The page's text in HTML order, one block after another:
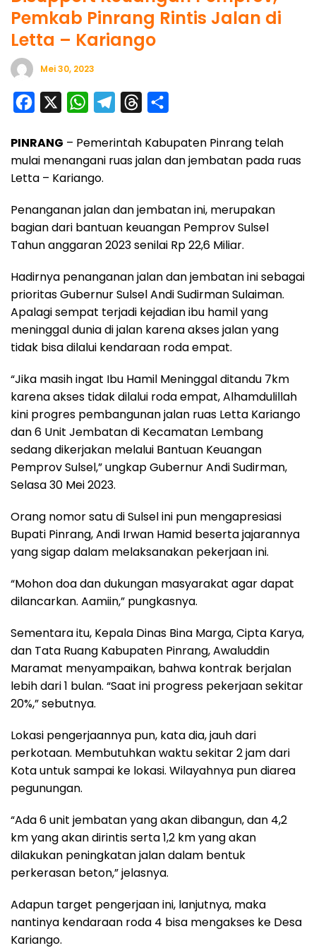
Pemkab Pinrang Rintis Jalan di
Letta – Kariango
Mei 30, 2023
c
e
b
o
o
k
W
a
t
s
A
p
p
l
e
r
a
m
r
e
d
s
a
r
PINRANG – Pemerintah Kabupaten Pinrang telah
mulai menangani ruas jalan dan jembatan pada ruas
Letta – Kariango.
Penanganan jalan dan jembatan ini, merupakan
bagian dari bantuan keuangan Pemprov Sulsel
Tahun anggaran 2023 senilai Rp 22,6 Miliar.
Hadirnya penanganan jalan dan jembatan ini sebagai
prioritas Gubernur Sulsel Andi Sudirman Sulaiman.
Apalagi sempat terjadi kejadian ibu hamil yang
meninggal dunia di jalan karena akses jalan yang
tidak bisa dilalui kendaraan roda empat.
“Jika masih ingat Ibu Hamil Meninggal ditandu 7km
karena akses tidak dilalui roda empat, Alhamdulillah
kini progres pembangunan jalan ruas Letta Kariango
dan 6 Unit Jembatan di Kecamatan Lembang
sedang dikerjakan melalui Bantuan Keuangan
Pemprov Sulsel,” ungkap Gubernur Andi Sudirman,
Selasa 30 Mei 2023.
Orang nomor satu di Sulsel ini pun mengapresiasi
Bupati Pinrang, Andi Irwan Hamid beserta jajarannya
yang sigap dalam melaksanakan pekerjaan ini.
“Mohon doa dan dukungan masyarakat agar dapat
dilancarkan. Aamiin,” pungkasnya.
Sementara itu, Kepala Dinas Bina Marga, Cipta Karya,
dan Tata Ruang Kabupaten Pinrang, Awaluddin
Maramat menyampaikan, bahwa kontrak berjalan
lebih dari 1 bulan. “Saat ini progress pekerjaan sekitar
20%,” sebutnya.
Lokasi pengerjaannya pun, kata dia, jauh dari
perkotaan. Membutuhkan waktu sekitar 2 jam dari
Kota untuk sampai ke lokasi. Wilayahnya pun diarea
pegunungan.
“Ada 6 unit jembatan yang akan dibangun, dan 4,2
km yang akan dirintis serta 1,2 km yang akan
dilakukan peningkatan jalan dalam bentuk
perkerasan beton,” jelasnya.
Adapun target pengerjaan ini, lanjutnya, maka
nantinya kendaraan roda 4 bisa mengakses ke Desa
Kariango.